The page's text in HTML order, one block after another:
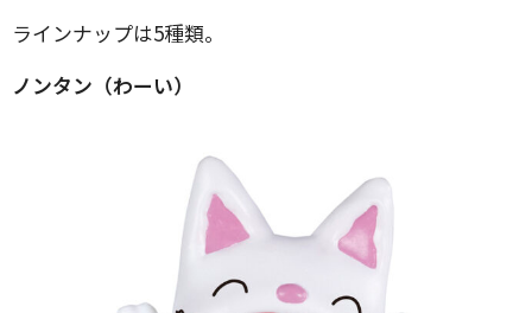
ラインナップは5種類。
ノンタン（わーい）